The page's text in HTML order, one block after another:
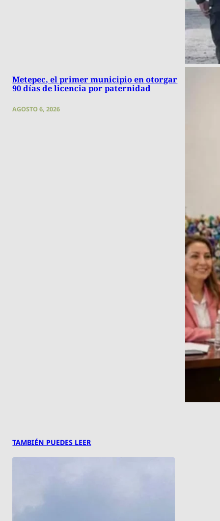
Metepec, el primer municipio en otorgar
90 días de licencia por paternidad
AGOSTO 6, 2026
TAMBIÉN PUEDES LEER